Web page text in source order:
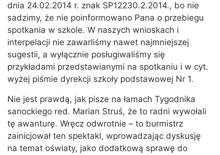
dnia 24.02.2014 r. znak SP12230.2.2014., bo nie
sadzimy, że nie poinformowano Pana o przebiegu
spotkania w szkole. W naszych wnioskach i
interpelacji nie zawarliśmy nawet najmniejszej
sugestii, a wyłącznie posługiwaliśmy się
przykładami przedstawianymi na spotkaniu i w cyt.
wyżej piśmie dyrekcji szkoły podstawowej Nr 1.
Nie jest prawdą, jak pisze na łamach Tygodnika
sanockiego red. Marian Struś, że to radni wywołali
tę awanturę. Wręcz odwrotnie – to burmistrz
zainicjował ten spektakl, wprowadzając dyskusję
na temat oświaty, jako dodatkową sprawę do